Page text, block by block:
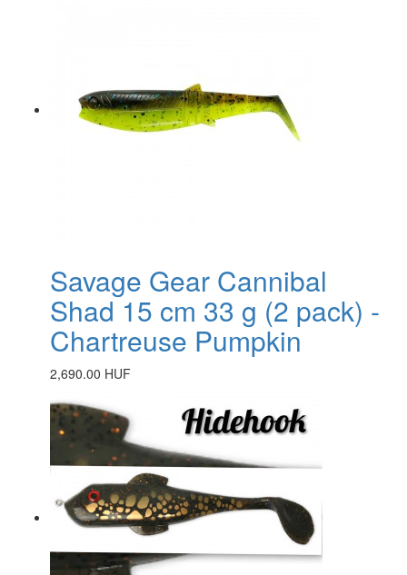
Savage Gear Cannibal
Shad 15 cm 33 g (2 pack) -
Chartreuse Pumpkin
2,690.00 HUF